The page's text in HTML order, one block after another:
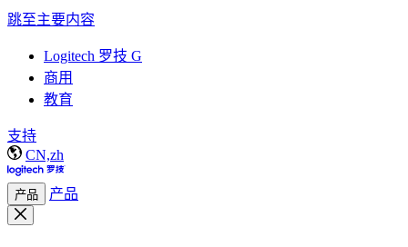
跳至主要内容
Logitech 罗技 G
商用
教育
支持
CN,zh
产品 产品